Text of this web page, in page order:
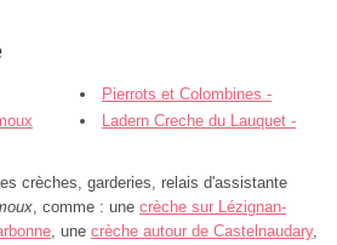
Pierrots et Colombines -
LimouxLadern Creche du Lauquet -
crèches, garderies, relais d'assistante
, comme : une crèche sur Lézignan-
, une crèche autour de Castelnaudary,